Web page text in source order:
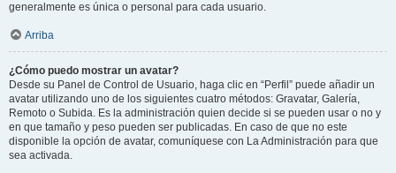
generalmente es única o personal para cada usuario.
Arriba
¿Cómo puedo mostrar un avatar?
Desde su Panel de Control de Usuario, haga clic en “Perfil” puede añadir un
avatar utilizando uno de los siguientes cuatro métodos: Gravatar, Galería,
Remoto o Subida. Es la administración quien decide si se pueden usar o no y
en que tamaño y peso pueden ser publicadas. En caso de que no este
disponible la opción de avatar, comuníquese con La Administración para que
sea activada.